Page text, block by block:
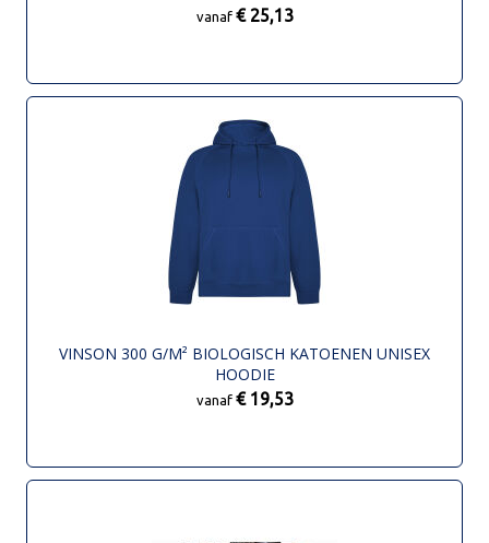
vanaf € 25,13
VINSON 300 G/M² BIOLOGISCH KATOENEN UNISEX
HOODIE
vanaf € 19,53